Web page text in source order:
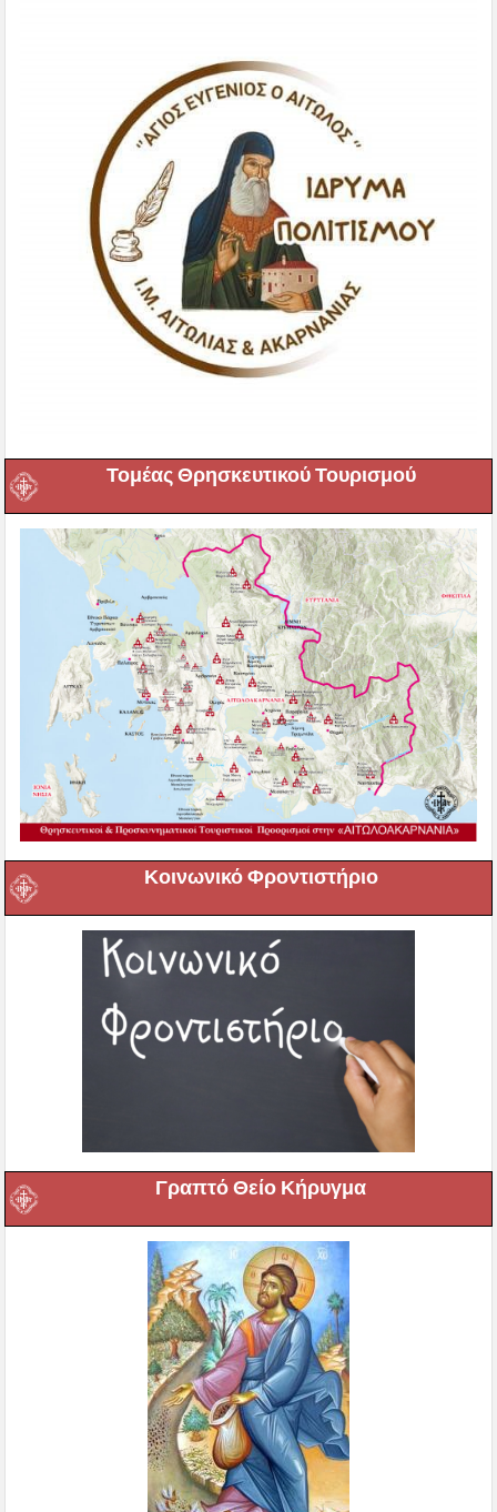
Τομέας Θρησκευτικού Τουρισμού
Κοινωνικό Φροντιστήριο
Γραπτό Θείο Κήρυγμα